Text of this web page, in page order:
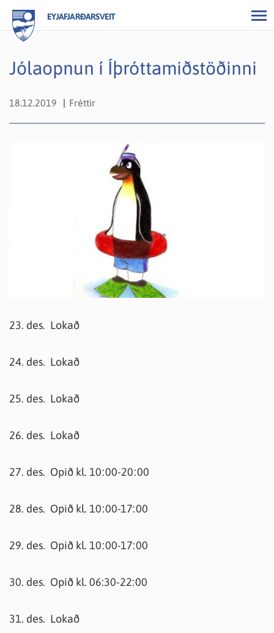
EYJAFJARÐARSVEIT
Jólaopnun í Íþróttamiðstöðinni
18.12.2019 Fréttir
23. des. Lokað
24. des. Lokað
25. des. Lokað
26. des. Lokað
27. des. Opið kl. 10:00-20:00
28. des. Opið kl. 10:00-17:00
29. des. Opið kl. 10:00-17:00
30. des. Opið kl. 06:30-22:00
31. des. Lokað